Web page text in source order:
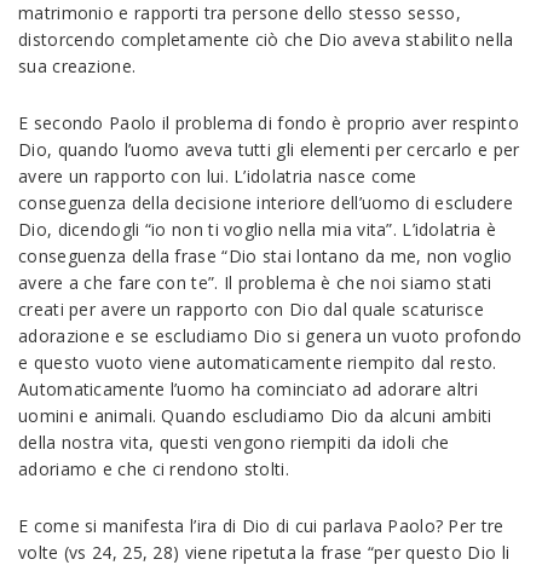
matrimonio e rapporti tra persone dello stesso sesso,
distorcendo completamente ciò che Dio aveva stabilito nella
sua creazione.
E secondo Paolo il problema di fondo è proprio aver respinto
Dio, quando l’uomo aveva tutti gli elementi per cercarlo e per
avere un rapporto con lui. L’idolatria nasce come
conseguenza della decisione interiore dell’uomo di escludere
Dio, dicendogli “io non ti voglio nella mia vita”. L’idolatria è
conseguenza della frase “Dio stai lontano da me, non voglio
avere a che fare con te”. Il problema è che noi siamo stati
creati per avere un rapporto con Dio dal quale scaturisce
adorazione e se escludiamo Dio si genera un vuoto profondo
e questo vuoto viene automaticamente riempito dal resto.
Automaticamente l’uomo ha cominciato ad adorare altri
uomini e animali. Quando escludiamo Dio da alcuni ambiti
della nostra vita, questi vengono riempiti da idoli che
adoriamo e che ci rendono stolti.
E come si manifesta l’ira di Dio di cui parlava Paolo? Per tre
volte (vs 24, 25, 28) viene ripetuta la frase “per questo Dio li